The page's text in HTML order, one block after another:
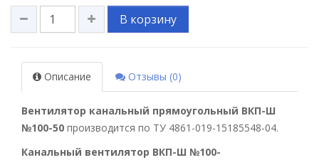
В корзину
Описание Отзывы (0)
Вентилятор канальный прямоугольный ВКП-Ш
№100-50 производится по ТУ 4861-019-15185548-04.
Канальный вентилятор ВКП-Ш №100-